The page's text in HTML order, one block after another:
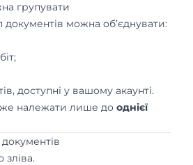
групувати
можна об’єднувати:
доступні у вашому акаунті.
належати лише до однієї